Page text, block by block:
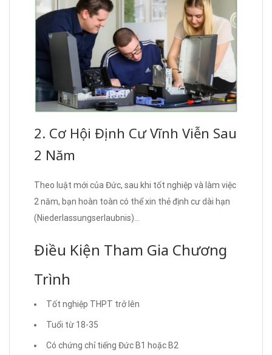
2. Cơ Hội Định Cư Vĩnh Viễn Sau
2 Năm
Theo luật mới của Đức, sau khi tốt nghiệp và làm việc
2 năm, bạn hoàn toàn có thể xin thẻ định cư dài hạn
(Niederlassungserlaubnis)…
Điều Kiện Tham Gia Chương
Trình
Tốt nghiệp THPT trở lên
Tuổi từ 18-35
Có chứng chỉ tiếng Đức B1 hoặc B2